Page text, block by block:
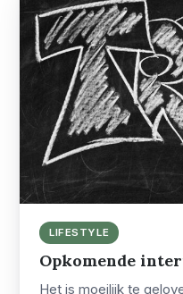
LIFESTYLE
Opkomende
Het is moeilijk te